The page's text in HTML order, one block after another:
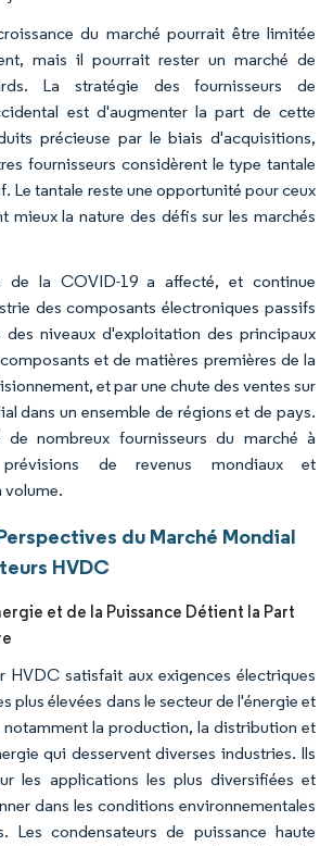
du marché pourrait être limitée
mais il pourrait rester un marché de
La stratégie des fournisseurs de
est d'augmenter la part de cette
précieuse par le biais d'acquisitions,
fournisseurs considèrent le type tantale
Le tantale reste une opportunité pour ceux
mieux la nature des défis sur les marchés
de la COVID-19 a affecté, et continue
des composants électroniques passifs
des niveaux d'exploitation des principaux
et de matières premières de la
et par une chute des ventes sur
dans un ensemble de régions et de pays.
nombreux fournisseurs du marché à
de revenus mondiaux et
volume.
du Marché Mondial
HVDC
et de la Puissance Détient la Part
HVDC satisfait aux exigences électriques
plus élevées dans le secteur de l'énergie et
notamment la production, la distribution et
qui desservent diverses industries. Ils
les applications les plus diversifiées et
dans les conditions environnementales
Les condensateurs de puissance haute